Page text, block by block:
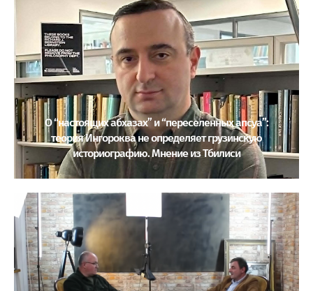
О “настоящих абхазах” и “переселенных апсуа”:
теория Ингороква не определяет грузинскую
историографию. Мнение из Тбилиси